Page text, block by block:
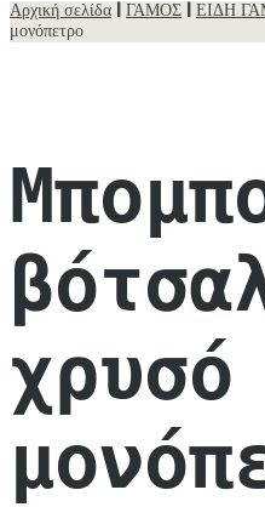
Αρχική σελίδα ΓΑΜΟΣ ΕΙΔΗ
μονόπετρο
χρυσό